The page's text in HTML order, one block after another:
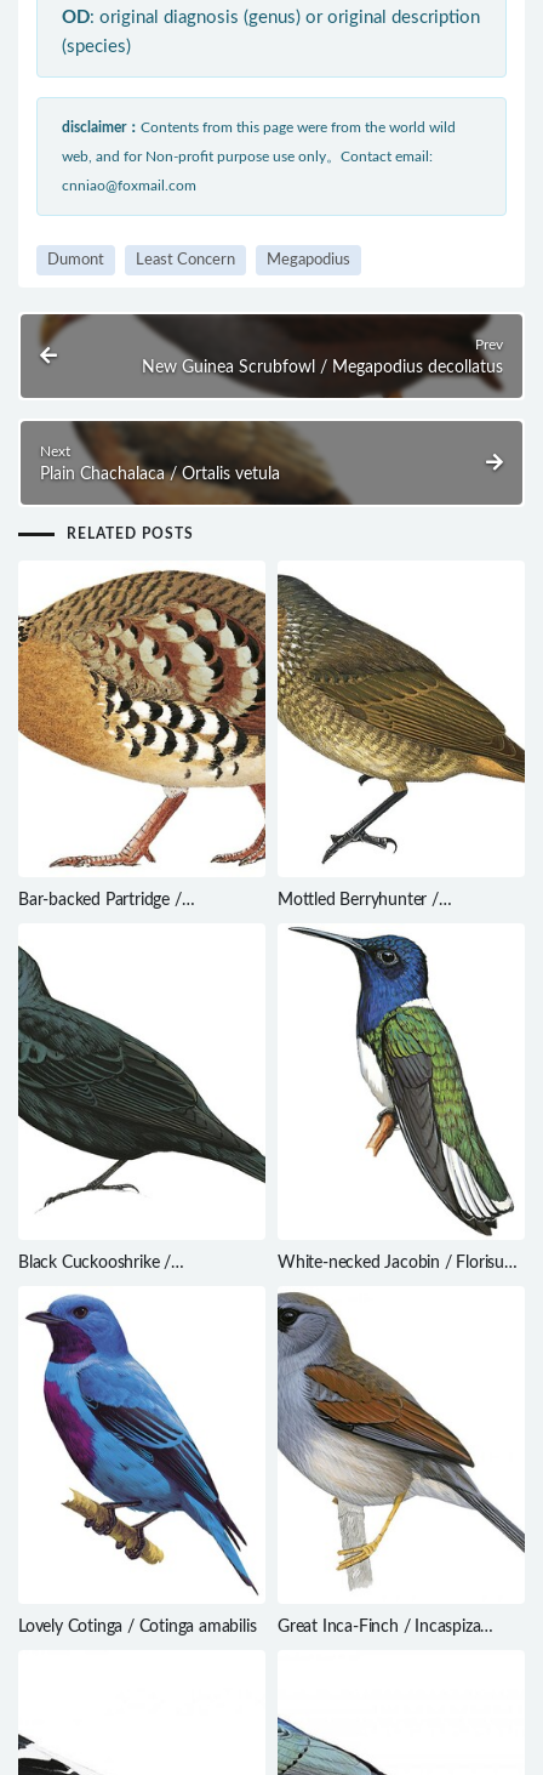
OD: original diagnosis (genus) or original description
(species)
disclaimer： Contents from this page were from the world wild
web, and for Non-profit purpose use only。Contact email:
cnniao@foxmail.com
Dumont Least Concern Megapodius
Prev
New Guinea Scrubfowl / Megapodius decollatus
Next
Plain Chachalaca / Ortalis vetula
RELATED POSTS
Bar-backed Partridge /
Mottled Berryhunter /
Black Cuckooshrike /
White-necked Jacobin / Florisuga
Lovely Cotinga / Cotinga amabilis
Great Inca-Finch / Incaspiza